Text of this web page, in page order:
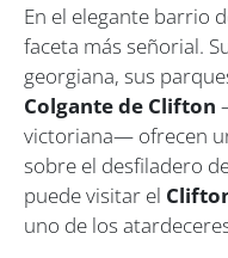
En el elegante barrio
faceta más señorial.
georgiana, sus
Colgante de Clifton
victoriana— ofrecen
sobre el desfiladero
puede visitar el
uno de los